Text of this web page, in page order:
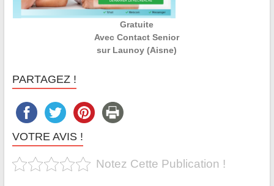
Gratuite
Avec Contact Senior
sur Launoy (Aisne)
PARTAGEZ !
VOTRE AVIS !
Notez Cette Publication !